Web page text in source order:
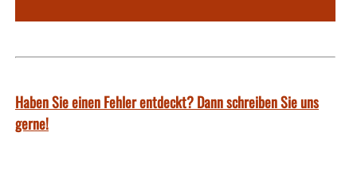
Haben Sie einen Fehler entdeckt? Dann schreiben Sie uns
gerne!